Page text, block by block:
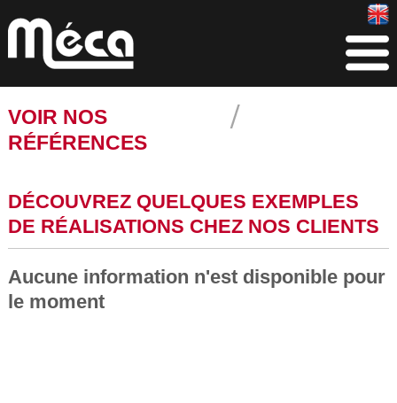
VOIR NOS
RÉFÉRENCES
DÉCOUVREZ QUELQUES EXEMPLES
DE RÉALISATIONS CHEZ NOS CLIENTS
Aucune information n'est disponible pour
le moment